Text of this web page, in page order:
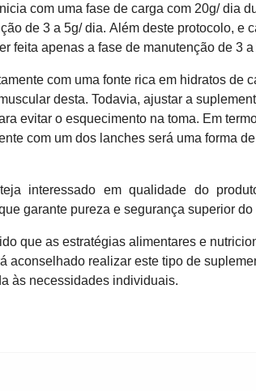
com uma fase de carga com 20g/ dia
de 3 a 5g/ dia. Além deste protocolo, e
feita apenas a fase de manutenção de 3 a
com uma fonte rica em hidratos de
desta. Todavia, ajustar a
evitar o esquecimento na toma. Em
com um dos lanches será uma forma
interessado em qualidade do
garante pureza e segurança superior do
que as estratégias alimentares e
aconselhado realizar este tipo de
às necessidades individuais.